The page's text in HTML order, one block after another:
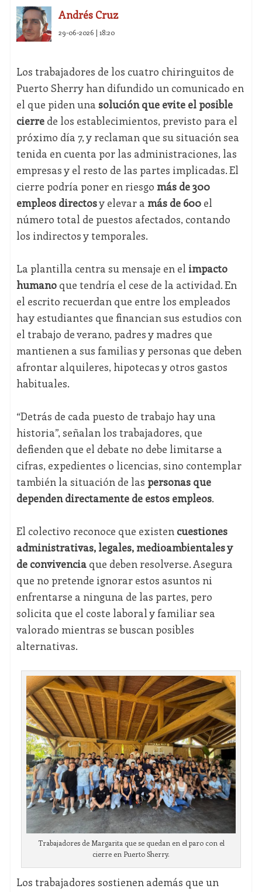
Andrés Cruz
29-06-2026 | 18:20
Los trabajadores de los cuatro chiringuitos de
Puerto Sherry han difundido un comunicado en
el que piden una solución que evite el posible
cierrede los establecimientos, previsto para el
próximo día 7, y reclaman que su situación sea
tenida en cuenta por las administraciones, las
empresas y el resto de las partes implicadas. El
cierre podría poner en riesgo más de 300
empleos directosy elevar a más de 600el
número total de puestos afectados, contando
los indirectos y temporales.
La plantilla centra su mensaje en el impacto
humanoque tendría el cese de la actividad. En
el escrito recuerdan que entre los empleados
hay estudiantes que financian sus estudios con
el trabajo de verano, padres y madres que
mantienen a sus familias y personas que deben
afrontar alquileres, hipotecas y otros gastos
habituales.
“Detrás de cada puesto de trabajo hay una
historia”, señalan los trabajadores, que
defienden que el debate no debe limitarse a
cifras, expedientes o licencias, sino contemplar
también la situación de las personas que
dependen directamente de estos empleos.
El colectivo reconoce que existen cuestiones
administrativas, legales, medioambientales y
de convivenciaque deben resolverse. Asegura
que no pretende ignorar estos asuntos ni
enfrentarse a ninguna de las partes, pero
solicita que el coste laboral y familiar sea
valorado mientras se buscan posibles
alternativas.
Trabajadores de Margarita que se quedan en el paro con el
cierre en Puerto Sherry.
Los trabajadores sostienen además que un